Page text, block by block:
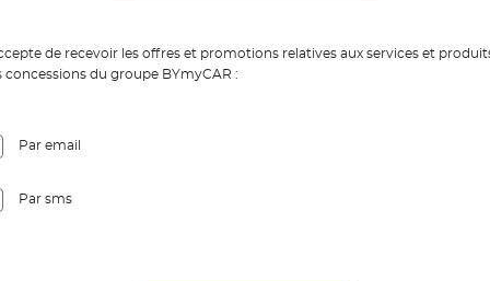
de recevoir les offres et promotions relatives aux services et
concessions du groupe BYmyCAR :
Par email
Par sms